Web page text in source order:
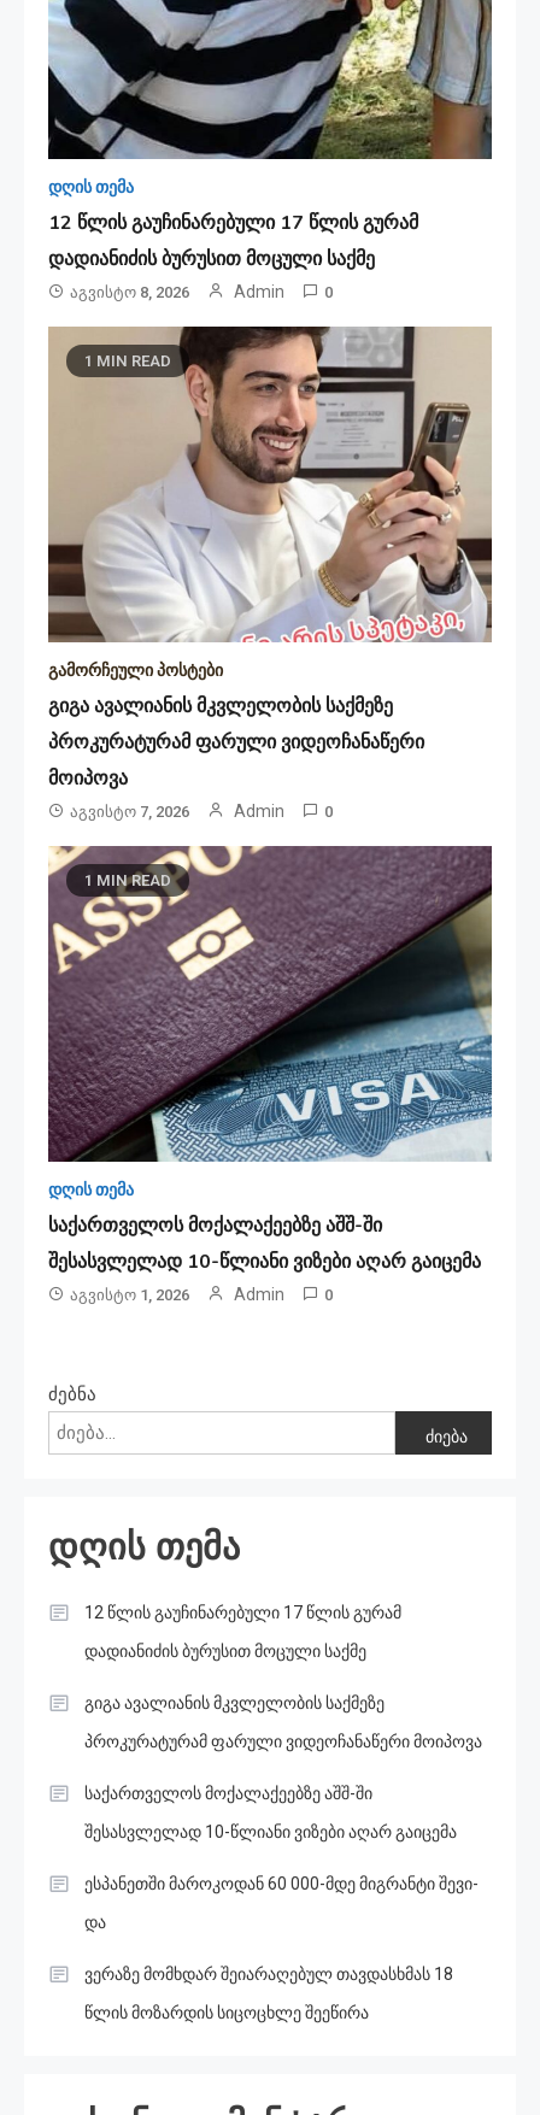
დღის თემა
12 წლის გაუჩინარებული 17 წლის გურამ
დადიანიძის ბურუსით მოცული საქმე
Აგვისტო 8, 2026 Admin 0
1 MIN READ
გამორჩეული პოსტები
გიგა ავალიანის მკვლელობის საქმეზე
პროკურატურამ ფარული ვიდეოჩანაწერი
მოიპოვა
Აგვისტო 7, 2026 Admin 0
1 MIN READ
დღის თემა
საქართველოს მოქალაქეებზე აშშ-ში
შესასვლელად 10-წლიანი ვიზები აღარ გაიცემა
Აგვისტო 1, 2026 Admin 0
ძებნა
ძიება
დღის თემა
12 წლის გაუჩინარებული 17 წლის გურამ
დადიანიძის ბურუსით მოცული საქმე
გიგა ავალიანის მკვლელობის საქმეზე
პროკურატურამ ფარული ვიდეოჩანაწერი მოიპოვა
საქართველოს მოქალაქეებზე აშშ-ში
შესასვლელად 10-წლიანი ვიზები აღარ გაიცემა
ესპანეთში მა­რო­კო­დან 60 000-მდე მიგ­რან­ტი შე­ვი­
და
ვერაზე მომხდარ შეიარაღებულ თავდასხმას 18
წლის მოზარდის სიცოცხლე შეეწირა